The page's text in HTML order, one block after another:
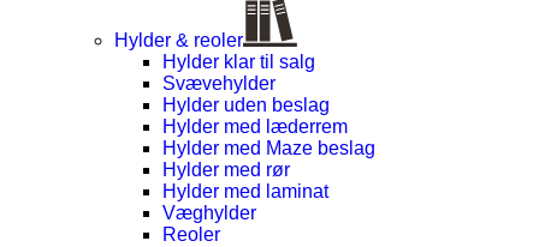
Hylder & reoler
Hylder klar til salg
Svævehylder
Hylder uden beslag
Hylder med læderrem
Hylder med Maze beslag
Hylder med rør
Hylder med laminat
Væghylder
Reoler